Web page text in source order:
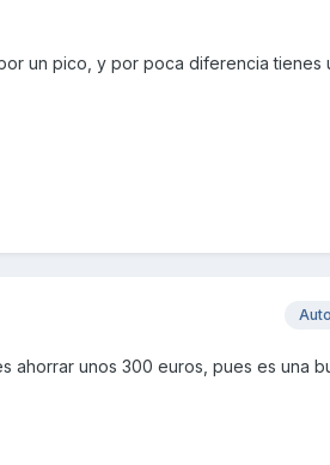
un pico, y por poca diferencia tienes
ahorrar unos 300 euros, pues es una